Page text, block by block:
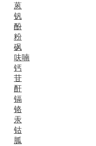
蒽
钒
酚
粉
砜
呋喃
钙
苷
酐
镉
铬
汞
钴
胍